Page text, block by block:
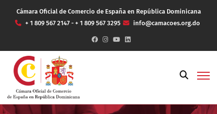
Cámara Oficial de Comercio de España en República Dominicana
+ 1 809 567 2147 - + 1 809 567 3295
info@camacoes.org.do